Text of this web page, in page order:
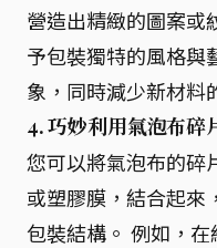
營造出精緻的圖案或
予包裝獨特的風格與
象，同時減少新材料
4.巧妙利用氣泡布碎
您可以將氣泡布的碎
或塑膠膜，結合起來
包裝結構。 例如，